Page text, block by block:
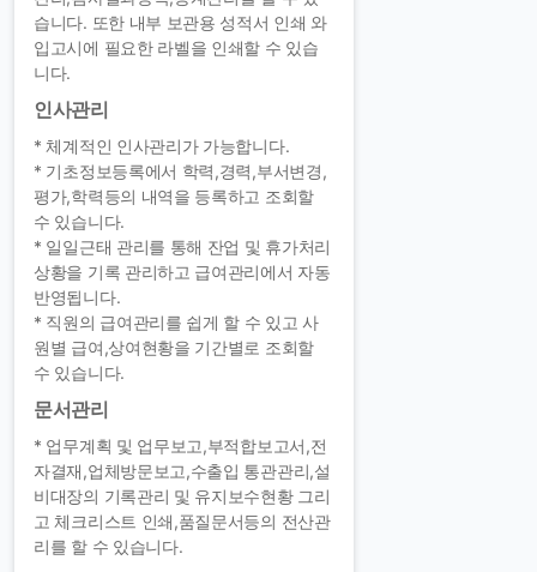
습니다. 또한 내부 보관용 성적서 인쇄 와
입고시에 필요한 라벨을 인쇄할 수 있습
니다.
인사관리
* 체계적인 인사관리가 가능합니다.
* 기초정보등록에서 학력,경력,부서변경,
평가,학력등의 내역을 등록하고 조회할
수 있습니다.
* 일일근태 관리를 통해 잔업 및 휴가처리
상황을 기록 관리하고 급여관리에서 자동
반영됩니다.
* 직원의 급여관리를 쉽게 할 수 있고 사
원별 급여,상여현황을 기간별로 조회할
수 있습니다.
문서관리
* 업무계획 및 업무보고,부적합보고서,전
자결재,업체방문보고,수출입 통관관리,설
비대장의 기록관리 및 유지보수현황 그리
고 체크리스트 인쇄,품질문서등의 전산관
리를 할 수 있습니다.